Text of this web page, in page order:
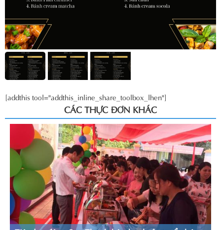
[addthis tool="addthis_inline_share_toolbox_lhen"]
CÁC THỰC ĐƠN KHÁC